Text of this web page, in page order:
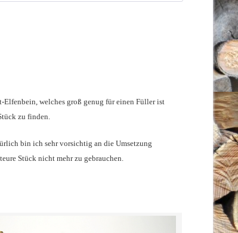
welches groß genug für einen Füller ist
zu finden.
bin ich sehr vorsichtig an die Umsetzung
Stück nicht mehr zu gebrauchen.